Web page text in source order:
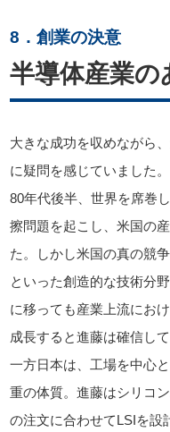
8．創業の決意
半導体産業の
大きな成功を収めながら
に疑問を感じていました。
80年代後半、世界を席巻
擦問題を起こし、米国の
た。しかし米国の真の競
といった創造的な技術分
に移っても産業上流にお
成長すると進藤は確信して
一方日本は、工場を中心
重の体質。進藤はシリコ
の注文に合わせてLSIを設